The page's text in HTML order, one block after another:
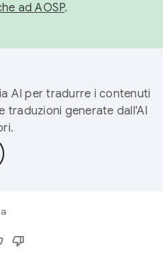
ad AOSP.
AI per tradurre i contenuti
traduzioni generate dall'AI